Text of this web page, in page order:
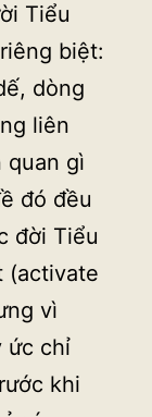
Tiểu
biệt:
dòng
liên
quan gì
đó đều
đời Tiểu
(activate
vì
ức chỉ
khi